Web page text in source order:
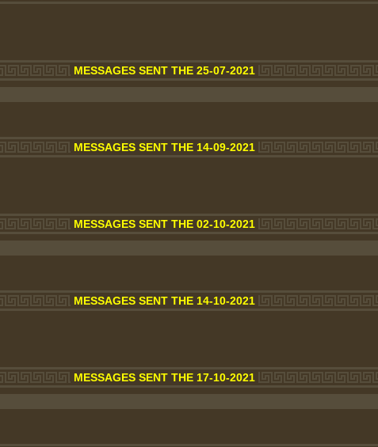
MESSAGES SENT THE 25-07-2021
MESSAGES SENT THE 14-09-2021
MESSAGES SENT THE 02-10-2021
MESSAGES SENT THE 14-10-2021
MESSAGES SENT THE 17-10-2021